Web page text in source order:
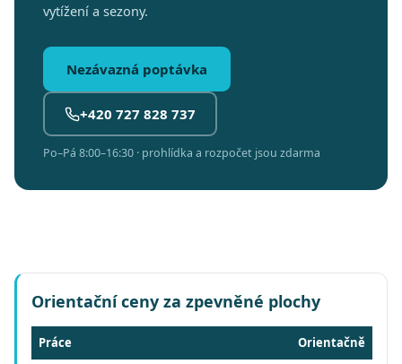
vytížení a sezony.
Nezávazná poptávka
+420 727 828 737
Po–Pá 8:00–16:30 · prohlídka a rozpočet jsou zdarma
Orientační ceny za zpevněné plochy
Práce Orientačně